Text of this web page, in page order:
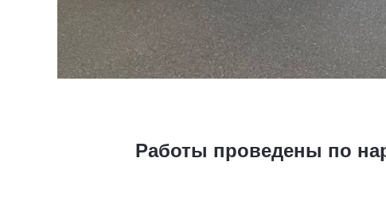
Работы проведены по